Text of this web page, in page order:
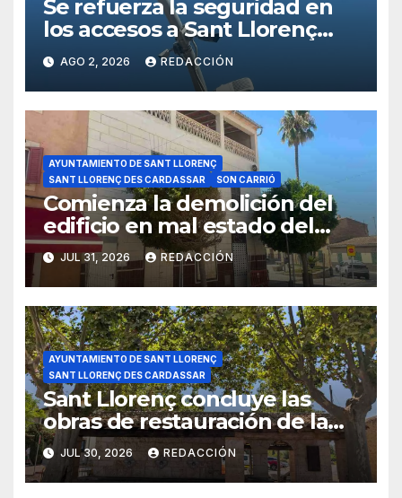
Se refuerza la seguridad en
los accesos a Sant Llorenç
con cámaras inteligentes
AGO 2, 2026 REDACCIÓN
AYUNTAMIENTO DE SANT LLORENÇ
SANT LLORENÇ DES CARDASSAR
SON CARRIÓ
Comienza la demolición del
edificio en mal estado del
carrer Major de Son Carrió
JUL 31, 2026 REDACCIÓN
AYUNTAMIENTO DE SANT LLORENÇ
SANT LLORENÇ DES CARDASSAR
Sant Llorenç concluye las
obras de restauración de la
plaza des Pou Vell
JUL 30, 2026 REDACCIÓN